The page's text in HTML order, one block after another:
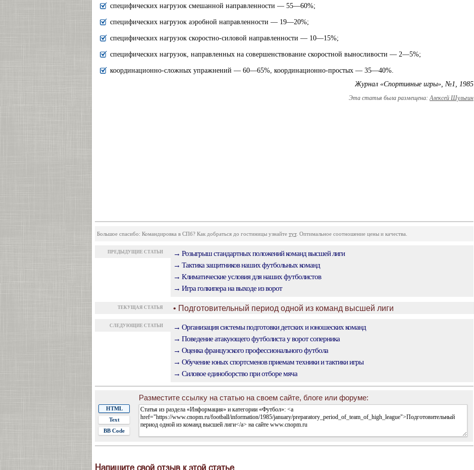
специфических нагрузок смешанной направленности — 55—60%;
специфических нагрузок аэробной направленности — 19—20%;
специфических нагрузок скоростно-силовой направленности — 10—15%;
специфических нагрузок, направленных на совершенствование скоростной выносливости — 2—5%;
координационно-сложных упражнений — 60—65%, координационно-простых — 35—40%.
Журнал «Спортивные игры», №1, 1985
Эта статья была размещена:Алексей Шульгин
Большое спасибо: Командировка в СПб? Как добраться до гостиницы узнайте тут. Оптимальное соотношение цены и качества.
ПРЕДЫДУЩИЕ СТАТЬИ
→ Розыгрыш стандартных положений команд высшей лиги
→ Тактика защитников наших футбольных команд
→ Климатические условия для наших футболистов
→ Игра голкипера на выходе из ворот
ТЕКУЩАЯ СТАТЬЯ • Подготовительный период одной из команд высшей лиги
СЛЕДУЮЩИЕ СТАТЬИ
→ Организация системы подготовки детских и юношеских команд
→ Поведение атакующего футболиста у ворот соперника
→ Оценка французского профессионального футбола
→ Обучение юных спортсменов приемам техники и тактики игры
→ Силовое единоборство при отборе мяча
Разместите ссылку на статью на своем сайте, блоге или форуме:
HTML
Text
BB Code